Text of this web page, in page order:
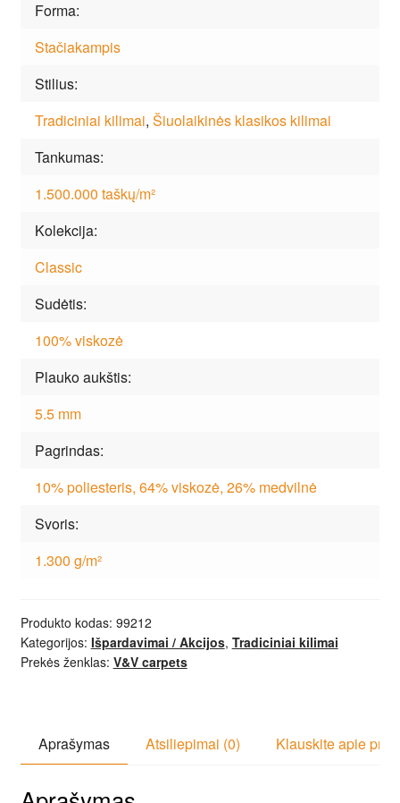
Forma
Stačiakampis
Stilius
Tradiciniai kilimai, Šiuolaikinės klasikos kilimai
Tankumas
1.500.000 taškų/m²
Kolekcija
Classic
Sudėtis
100% viskozė
Plauko aukštis
5.5 mm
Pagrindas
10% poliesteris, 64% viskozė, 26% medvilnė
Svoris
1.300 g/m²
Produkto kodas: 99212
Kategorijos: Išpardavimai / Akcijos, Tradiciniai kilimai
Prekės ženklas: V&V carpets
Aprašymas Atsiliepimai (0) Klauskite apie